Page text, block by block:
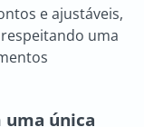
e ajustáveis,
uma
uma única